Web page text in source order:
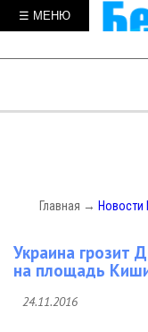
☰ МЕНЮ
Главная →
Украина грозит
на площадь
24.11.2016